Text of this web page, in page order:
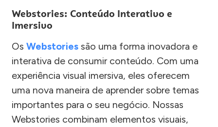
Webstories: Conteúdo Interativo e
Imersivo
Os Webstories são uma forma inovadora e
interativa de consumir conteúdo. Com uma
experiência visual imersiva, eles oferecem
uma nova maneira de aprender sobre temas
importantes para o seu negócio. Nossas
Webstories combinam elementos visuais,